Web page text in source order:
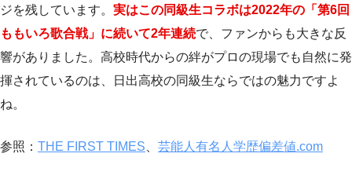
ジを残しています。 実はこの同級生コラボは2022年の「第6回
ももいろ歌合戦」に続いて2年連続で、ファンからも大きな反
響がありました。高校時代からの絆がプロの現場でも自然に発
揮されているのは、日出高校の同級生ならではの魅力ですよ
ね。
参照： THE FIRST TIMES 芸能人有名人学歴偏差値.com